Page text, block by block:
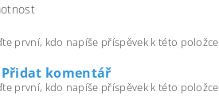
první, kdo napíše příspěvek k této položce.
Přidat komentář
první, kdo napíše příspěvek k této položce.